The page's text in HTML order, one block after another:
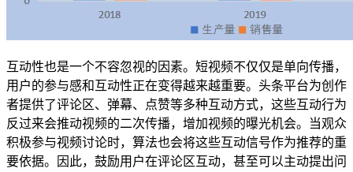
互动性也是一个不容忽视的因素。短视频不仅仅是单向传播，
用户的参与感和互动性正在变得越来越重要。头条平台为创作
者提供了评论区、弹幕、点赞等多种互动方式，这些互动行为
反过来会推动视频的二次传播，增加视频的曝光机会。当观众
积极参与视频讨论时，算法也会将这些互动信号作为推荐的重
要依据。因此，鼓励用户在评论区互动，甚至可以主动提出问